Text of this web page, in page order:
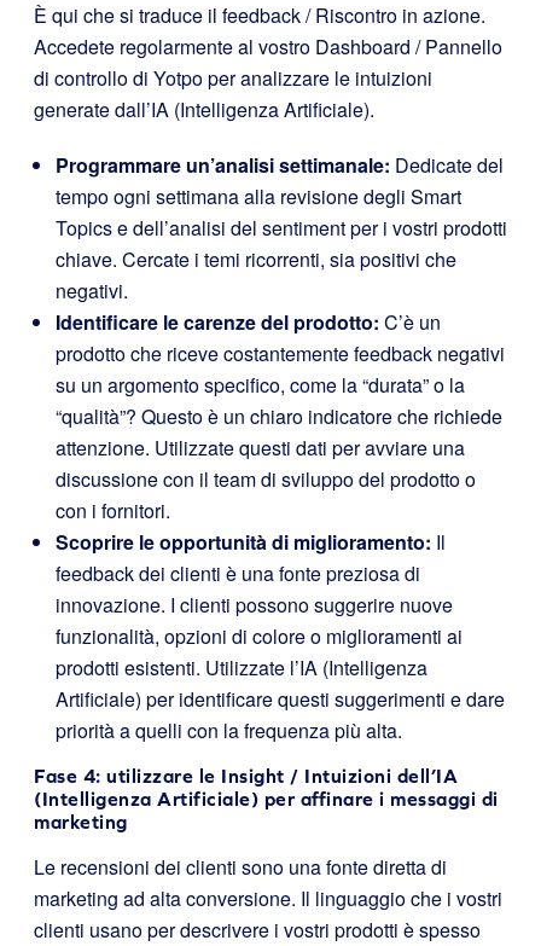
È qui che si traduce il feedback / Riscontro in azione.
Accedete regolarmente al vostro Dashboard / Pannello
di controllo di Yotpo per analizzare le intuizioni
generate dall’IA (Intelligenza Artificiale).
Programmare un’analisi settimanale: Dedicate del
tempo ogni settimana alla revisione degli Smart
Topics e dell’analisi del sentiment per i vostri prodotti
chiave. Cercate i temi ricorrenti, sia positivi che
negativi.
Identificare le carenze del prodotto: C’è un
prodotto che riceve costantemente feedback negativi
su un argomento specifico, come la “durata” o la
“qualità”? Questo è un chiaro indicatore che richiede
attenzione. Utilizzate questi dati per avviare una
discussione con il team di sviluppo del prodotto o
con i fornitori.
Scoprire le opportunità di miglioramento: Il
feedback dei clienti è una fonte preziosa di
innovazione. I clienti possono suggerire nuove
funzionalità, opzioni di colore o miglioramenti ai
prodotti esistenti. Utilizzate l’IA (Intelligenza
Artificiale) per identificare questi suggerimenti e dare
priorità a quelli con la frequenza più alta.
Fase 4: utilizzare le Insight / Intuizioni dell’IA
(Intelligenza Artificiale) per affinare i messaggi di
marketing
Le recensioni dei clienti sono una fonte diretta di
marketing ad alta conversione. Il linguaggio che i vostri
clienti usano per descrivere i vostri prodotti è spesso